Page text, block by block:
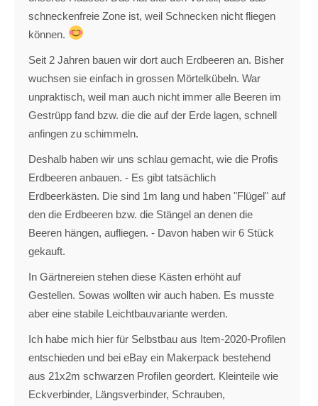
schneckenfreie Zone ist, weil Schnecken nicht fliegen
können.
Seit 2 Jahren bauen wir dort auch Erdbeeren an. Bisher
wuchsen sie einfach in grossen Mörtelkübeln. War
unpraktisch, weil man auch nicht immer alle Beeren im
Gestrüpp fand bzw. die die auf der Erde lagen, schnell
anfingen zu schimmeln.
Deshalb haben wir uns schlau gemacht, wie die Profis
Erdbeeren anbauen. - Es gibt tatsächlich
Erdbeerkästen. Die sind 1m lang und haben "Flügel" auf
den die Erdbeeren bzw. die Stängel an denen die
Beeren hängen, aufliegen. - Davon haben wir 6 Stück
gekauft.
In Gärtnereien stehen diese Kästen erhöht auf
Gestellen. Sowas wollten wir auch haben. Es musste
aber eine stabile Leichtbauvariante werden.
Ich habe mich hier für Selbstbau aus Item-2020-Profilen
entschieden und bei eBay ein Makerpack bestehend
aus 21x2m schwarzen Profilen geordert. Kleinteile wie
Eckverbinder, Längsverbinder, Schrauben,